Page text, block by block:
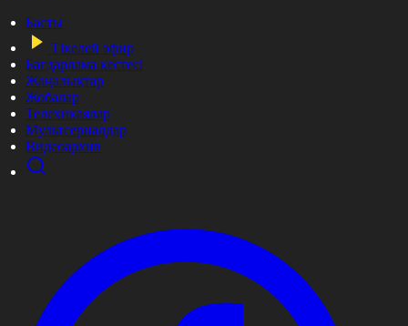
Басты
Тікелей эфир
Бағдарлама кестесі
Жаңалықтар
Жобалар
Телехикаялар
Мультсериалдар
Видеоархив